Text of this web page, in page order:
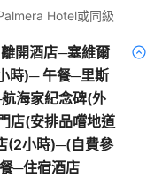
Hotel或同級
開酒店─塞維爾
時)─ 午餐─里斯
海家紀念碑(外
店(安排品嚐地道
(2小時)─(自費參
─住宿酒店